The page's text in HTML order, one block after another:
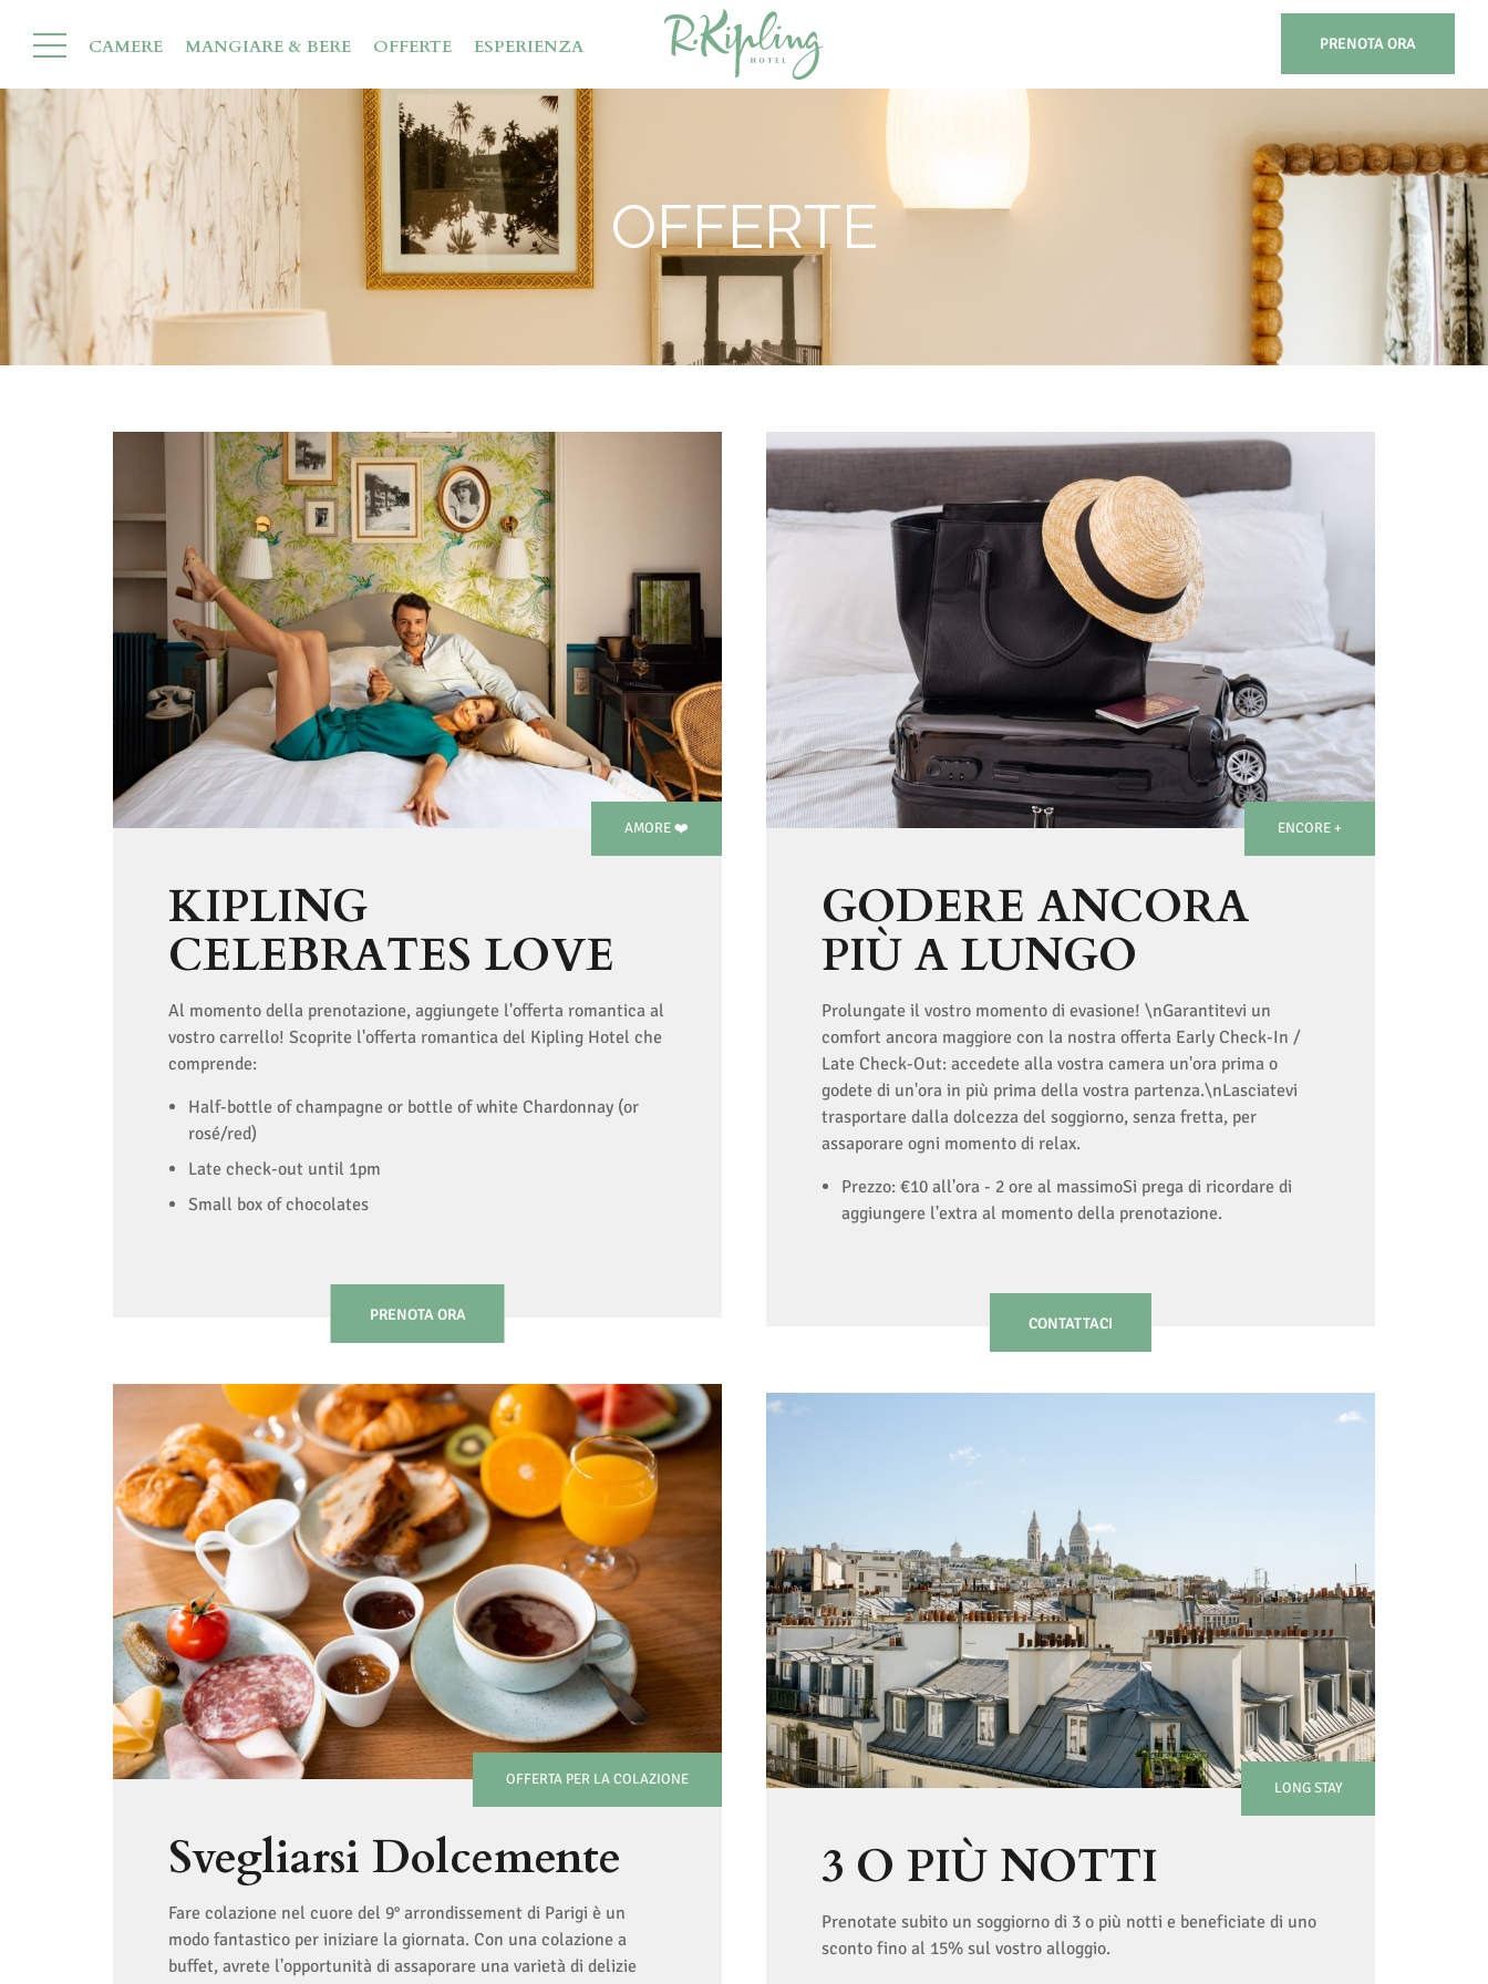
CAMERE MANGIARE & BERE OFFERTE ESPERIENZA PRENOTA ORA
OFFERTE
AMORE ❤️
KIPLING
CELEBRATES LOVE
Al momento della prenotazione, aggiungete l'offerta romantica al
vostro carrello! Scoprite l'offerta romantica del Kipling Hotel che
comprende:
Half-bottle of champagne or bottle of white Chardonnay (or
rosé/red)
Late check-out until 1pm
Small box of chocolates
PRENOTA ORA
OFFERTA PER LA COLAZIONE
Svegliarsi Dolcemente
Fare colazione nel cuore del 9° arrondissement di Parigi è un
modo fantastico per iniziare la giornata. Con una colazione a
buffet, avrete l'opportunità di assaporare una varietà di delizie
ENCORE +
GODERE ANCORA
PIÙ A LUNGO
Prolungate il vostro momento di evasione! \nGarantitevi un
comfort ancora maggiore con la nostra offerta Early Check-In /
Late Check-Out: accedete alla vostra camera un'ora prima o
godete di un'ora in più prima della vostra partenza.\nLasciatevi
trasportare dalla dolcezza del soggiorno, senza fretta, per
assaporare ogni momento di relax.
Prezzo: €10 all'ora - 2 ore al massimoSi prega di ricordare di
aggiungere l'extra al momento della prenotazione.
CONTATTACI
LONG STAY
3 O PIÙ NOTTI
Prenotate subito un soggiorno di 3 o più notti e beneficiate di uno
sconto fino al 15% sul vostro alloggio.